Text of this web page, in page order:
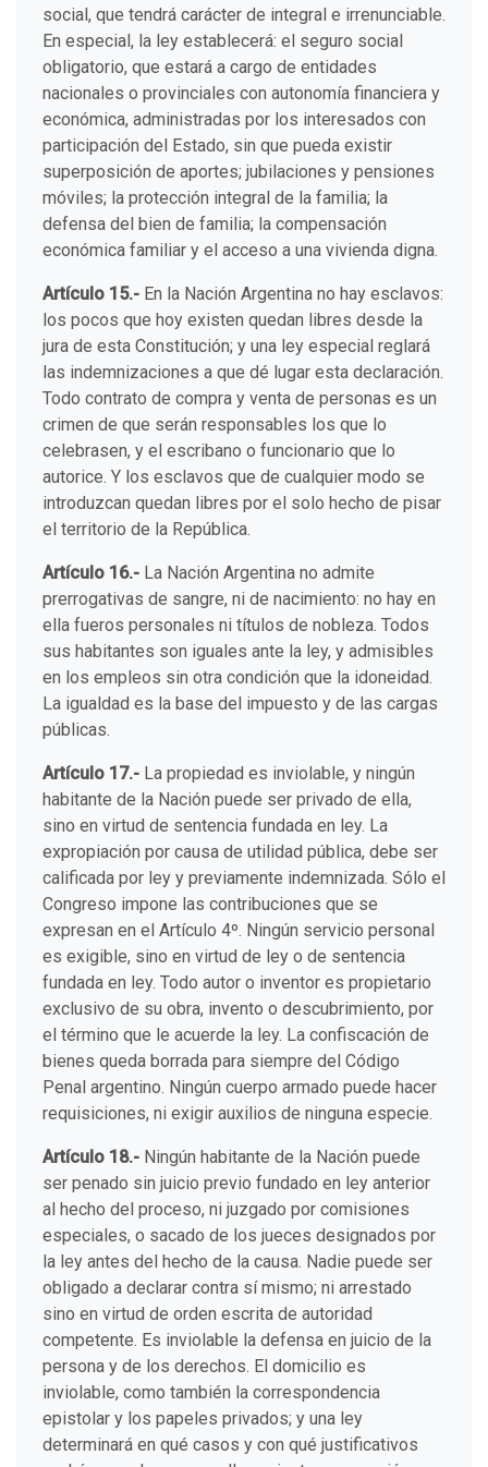
social, que tendrá carácter de integral e irrenunciable.
En especial, la ley establecerá: el seguro social
obligatorio, que estará a cargo de entidades
nacionales o provinciales con autonomía financiera y
económica, administradas por los interesados con
participación del Estado, sin que pueda existir
superposición de aportes; jubilaciones y pensiones
móviles; la protección integral de la familia; la
defensa del bien de familia; la compensación
económica familiar y el acceso a una vivienda digna.
Artículo 15.- En la Nación Argentina no hay esclavos:
los pocos que hoy existen quedan libres desde la
jura de esta Constitución; y una ley especial reglará
las indemnizaciones a que dé lugar esta declaración.
Todo contrato de compra y venta de personas es un
crimen de que serán responsables los que lo
celebrasen, y el escribano o funcionario que lo
autorice. Y los esclavos que de cualquier modo se
introduzcan quedan libres por el solo hecho de pisar
el territorio de la República.
Artículo 16.- La Nación Argentina no admite
prerrogativas de sangre, ni de nacimiento: no hay en
ella fueros personales ni títulos de nobleza. Todos
sus habitantes son iguales ante la ley, y admisibles
en los empleos sin otra condición que la idoneidad.
La igualdad es la base del impuesto y de las cargas
públicas.
Artículo 17.- La propiedad es inviolable, y ningún
habitante de la Nación puede ser privado de ella,
sino en virtud de sentencia fundada en ley. La
expropiación por causa de utilidad pública, debe ser
calificada por ley y previamente indemnizada. Sólo el
Congreso impone las contribuciones que se
expresan en el Artículo 4º. Ningún servicio personal
es exigible, sino en virtud de ley o de sentencia
fundada en ley. Todo autor o inventor es propietario
exclusivo de su obra, invento o descubrimiento, por
el término que le acuerde la ley. La confiscación de
bienes queda borrada para siempre del Código
Penal argentino. Ningún cuerpo armado puede hacer
requisiciones, ni exigir auxilios de ninguna especie.
Artículo 18.- Ningún habitante de la Nación puede
ser penado sin juicio previo fundado en ley anterior
al hecho del proceso, ni juzgado por comisiones
especiales, o sacado de los jueces designados por
la ley antes del hecho de la causa. Nadie puede ser
obligado a declarar contra sí mismo; ni arrestado
sino en virtud de orden escrita de autoridad
competente. Es inviolable la defensa en juicio de la
persona y de los derechos. El domicilio es
inviolable, como también la correspondencia
epistolar y los papeles privados; y una ley
determinará en qué casos y con qué justificativos